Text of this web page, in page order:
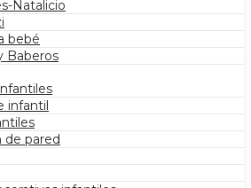
Natalicio
bebé
Baberos
infantil
de pared